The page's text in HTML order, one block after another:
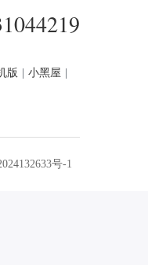
版 小黑屋
号-1